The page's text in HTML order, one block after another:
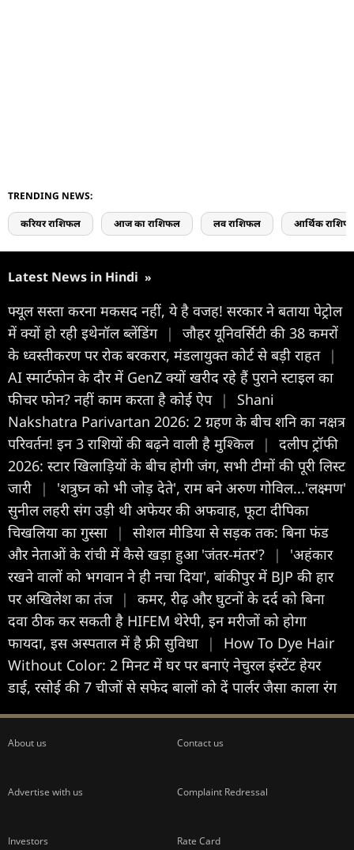
TRENDING NEWS:
करियर राशिफल आज का राशिफल लव राशिफल आर्थिक
Latest News in Hindi »
फ्यूल सस्ता करना मकसद नहीं, ये है वजह! सरकार ने बताया पेट्रोल
में क्यों हो रही इथेनॉल ब्लेंडिंग |
जौहर यूनिवर्सिटी की 38 कमरों
के ध्वस्तीकरण पर रोक बरकरार, मंडलायुक्त कोर्ट से बड़ी राहत |
AI स्मार्टफोन के दौर में GenZ क्यों खरीद रहे हैं पुराने स्टाइल का
फीचर फोन? नहीं काम करता है कोई ऐप |
Shani
Nakshatra Parivartan 2026: 2 ग्रहण के बीच शनि का नक्षत्र
परिवर्तन! इन 3 राशियों की बढ़ने वाली है मुश्किल |
दलीप ट्रॉफी
2026: स्टार खिलाड़ियों के बीच होगी जंग, सभी टीमों की पूरी लिस्ट
जारी
|
'शत्रुघ्न को भी जोड़ देते', राम बने अरुण गोविल...'लक्ष्मण'
सुनील लहरी संग उड़ी थी अफेयर की अफवाह, फूटा दीपिका
चिखलिया का गुस्सा
|
सोशल मीडिया से सड़क तक: बिना फंड
और नेताओं के रांची में कैसे खड़ा हुआ 'जंतर-मंतर'?
|
'अहंकार
रखने वालों को भगवान ने ही नचा दिया', बांकीपुर में BJP की हार
पर अखिलेश का तंज |
कमर, रीढ़ और घुटनों के दर्द को बिना
दवा ठीक कर सकती है HIFEM थेरेपी, इन मरीजों को होगा
फायदा, इस अस्पताल में है फ्री सुविधा
|
How To Dye Hair
Without Color: 2 मिनट में घर पर बनाएं नेचुरल इंस्टेंट हेयर
डाई, रसोई की 7 चीजों से सफेद बालों को दें पार्लर जैसा काला रंग
About us Contact us
Advertise with us Complaint Redressal
Investors Rate Card